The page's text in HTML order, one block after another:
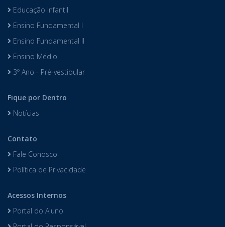
Educação Infantil
Ensino Fundamental I
Ensino Fundamental II
Ensino Médio
3º Ano - Pré-vestibular
Fique por Dentro
Notícias
Contato
Fale Conosco
Política de Privacidade
Acessos Internos
Portal do Aluno